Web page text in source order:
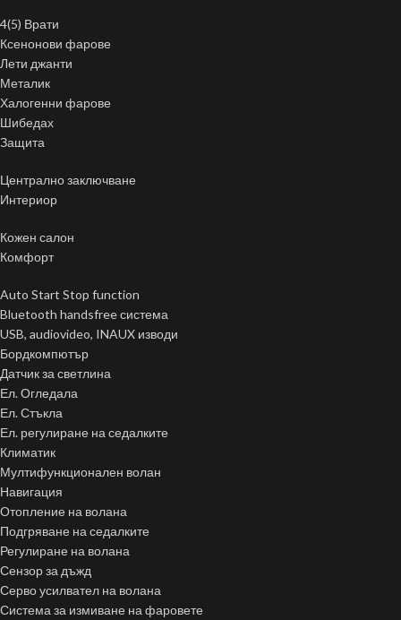
4(5) Врати
Ксенонови фарове
Лети джанти
Металик
Халогенни фарове
Шибедах
Защита
Централно заключване
Интериор
Кожен салон
Комфорт
Auto Start Stop function
Bluetooth handsfree система
USB, audiovideo, INAUX изводи
Бордкомпютър
Датчик за светлина
Ел. Огледала
Ел. Стъкла
Ел. регулиране на седалките
Климатик
Мултифункционален волан
Навигация
Отопление на волана
Подгряване на седалките
Регулиране на волана
Сензор за дъжд
Серво усилвател на волана
Система за измиване на фаровете